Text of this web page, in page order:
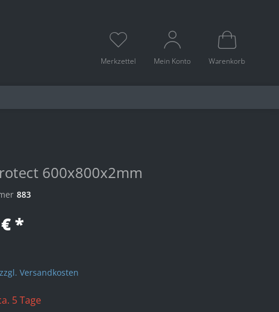
Merkzettel Mein Konto Warenkorb
600x800x2mm
883
*
zzgl. Versandkosten
5 Tage